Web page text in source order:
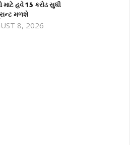
July
4,
માટે હવે 15 કરોડ સુધી
મળશે
8, 2026